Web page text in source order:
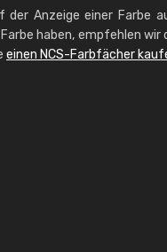
der Anzeige einer Farbe
haben, empfehlen wir
einen NCS-Farbfächer